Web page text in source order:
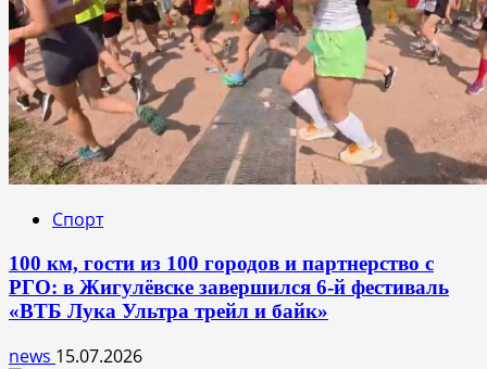
Спорт
100 км, гости из 100 городов и партнерство с
РГО: в Жигулёвске завершился 6-й фестиваль
«ВТБ Лука Ультра трейл и байк»
news 15.07.2026